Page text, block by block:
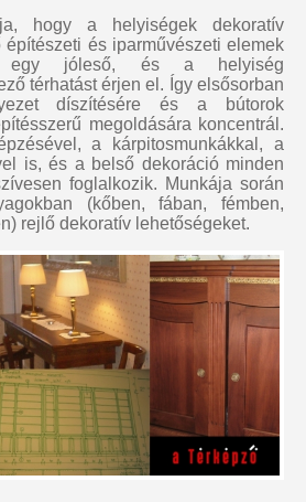
hogy a helyiségek dekoratív
építészeti és iparművészeti elemek
egy jóleső, és a helyiség
térhatást érjen el. Így elsősorban
díszítésére és a bútorok
megoldására koncentrál.
a kárpitosmunkákkal, a
is, és a belső dekoráció minden
foglalkozik. Munkája során
(kőben, fában, fémben,
rejlő dekoratív lehetőségeket.